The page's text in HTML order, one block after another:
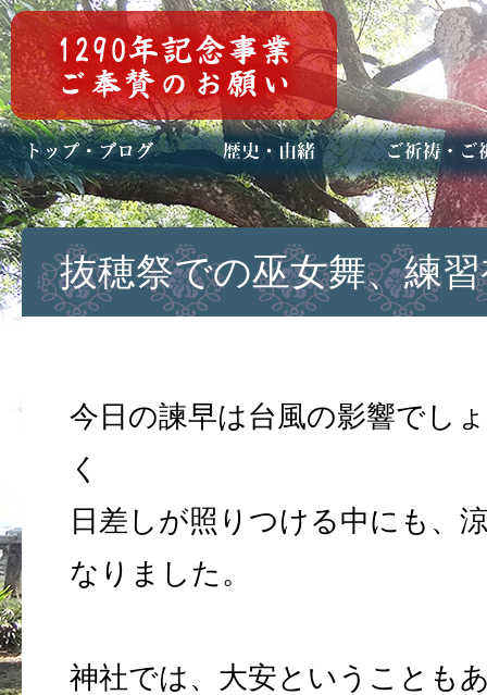
トップページ
ブログ(日々八百万)
お知らせ一覧 歴史・ご祭神
年中行事
メディア掲載 ご祈祷・ご祈
安産祈願
初宮参り
七五三詣
長寿のお祝い
神前結婚式
厄祓い・方位
車のお祓い
地鎮祭
神葬祭（神式
抜穂祭での巫女舞、練
今日の諫早は台風の影響でし
く
日差しが照りつける中にも、
なりました。
神社では、大安ということも